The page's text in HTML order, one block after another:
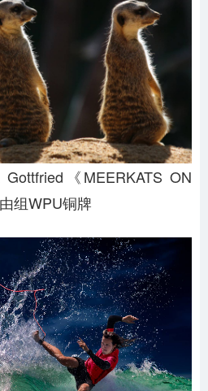
《MEERKATS ON
组WPU铜牌